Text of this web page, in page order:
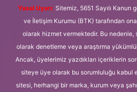
Yasal Uyarı: Sitemiz, 5651 Sayılı Kanun
ve İletişim Kurumu (BTK) tarafından
olarak hizmet vermektedir. Bu
olarak denetleme veya araştırma
Ancak, üyelerimiz yazdıkları içeriklerin
siteye üye olarak bu sorumluluğu kabul
sitesi, herhangi bir marka, kurum veya